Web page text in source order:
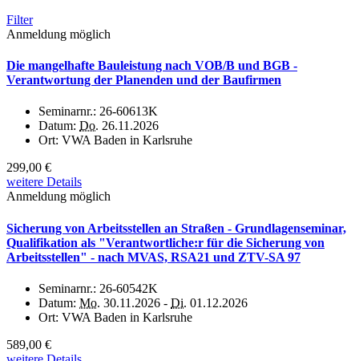
Filter
Anmeldung möglich
Die mangelhafte Bauleistung nach VOB/B und BGB -
Verantwortung der Planenden und der Baufirmen
Seminarnr.: 26-60613K
Datum: Do. 26.11.2026
Ort: VWA Baden in Karlsruhe
299,00 €
weitere Details
Anmeldung möglich
Sicherung von Arbeitsstellen an Straßen - Grundlagenseminar,
Qualifikation als "Verantwortliche:r für die Sicherung von
Arbeitsstellen" - nach MVAS, RSA21 und ZTV-SA 97
Seminarnr.: 26-60542K
Datum: Mo. 30.11.2026 - Di. 01.12.2026
Ort: VWA Baden in Karlsruhe
589,00 €